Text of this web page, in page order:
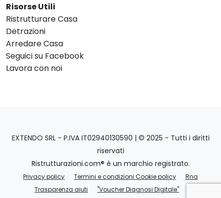
Risorse Utili
Ristrutturare Casa
Detrazioni
Arredare Casa
Seguici su Facebook
Lavora con noi
EXTENDO SRL - P.IVA IT02940130590 | © 2025 - Tutti i diritti
riservati
Ristrutturazioni.com® è un marchio registrato.
Privacy policy Termini e condizioni Cookie policy
Rna
Trasparenza aiuti
"Voucher Diagnosi Digitale"